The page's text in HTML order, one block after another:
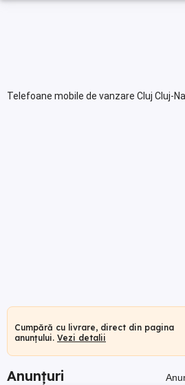
Telefoane mobile de vanzare Cluj Cluj-
Cumpără cu livrare, direct din pagina
anunțului. Vezi detalii
Anunțuri